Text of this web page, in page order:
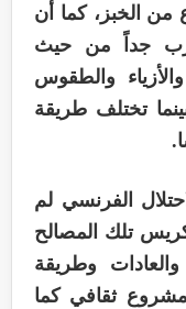
من الخبز، كما أن
جداً من حيث
والطقوس
بينما تختلف طريقة
الفرنسي لم
تلك المصالح
وطريقة
ثقافي كما